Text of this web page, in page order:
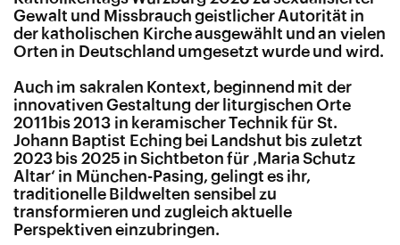
Gewalt und Missbrauch geistlicher Autorität in
der katholischen Kirche ausgewählt und an vielen
Orten in Deutschland umgesetzt wurde und wird.
Auch im sakralen Kontext, beginnend mit der
innovativen Gestaltung der liturgischen Orte
2011bis 2013 in keramischer Technik für St.
Johann Baptist Eching bei Landshut bis zuletzt
2023 bis 2025 in Sichtbeton für ‚Maria Schutz
Altar‘ in München-Pasing, gelingt es ihr,
traditionelle Bildwelten sensibel zu
transformieren und zugleich aktuelle
Perspektiven einzubringen.